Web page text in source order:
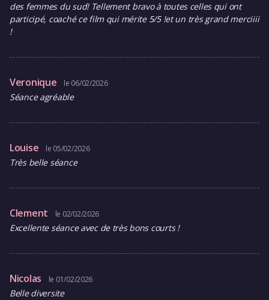
des femmes du sud! Tellement bravo à toutes celles qui ont
participé, coaché ce film qui mérite 5/5 !et un très grand merciiii
!
Veronique le 06/02/2026
Séance agréable
Louise le 05/02/2026
Très belle séance
Clement le 02/02/2026
Excellente séance avec de très bons courts !
Nicolas le 01/02/2026
Belle diversite